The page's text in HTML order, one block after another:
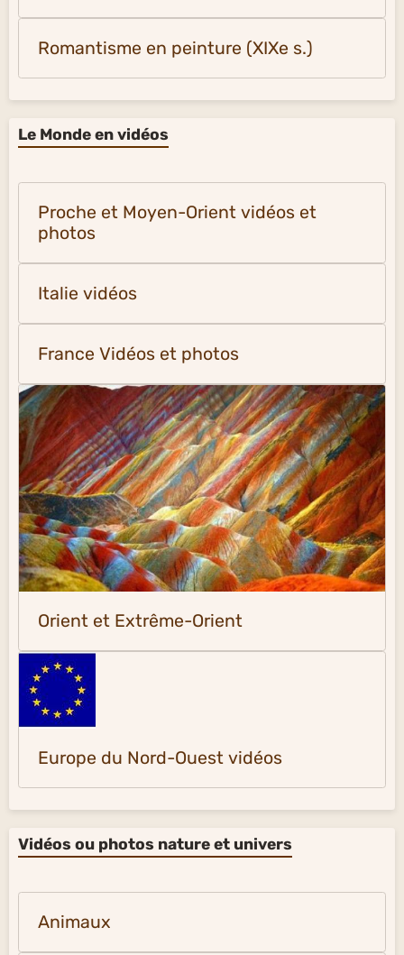
Romantisme en peinture (XIXe s.)
Le Monde en vidéos
Proche et Moyen-Orient vidéos et
photos
Italie vidéos
France Vidéos et photos
Orient et Extrême-Orient
Europe du Nord-Ouest vidéos
Vidéos ou photos nature et univers
Animaux